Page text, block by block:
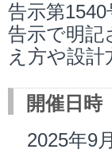
告示第
告示で明記
え方や設
開催日時
2025年9